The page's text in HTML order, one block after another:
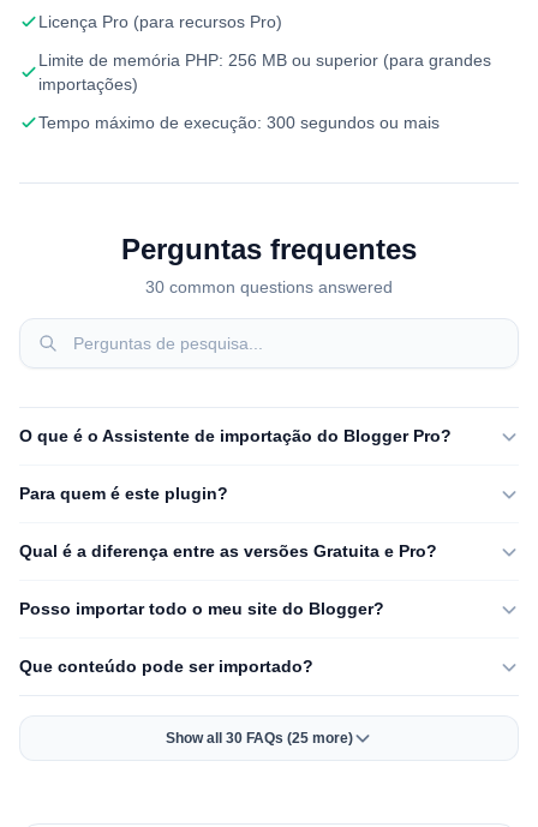
Licença Pro (para recursos Pro)
Limite de memória PHP: 256 MB ou superior (para grandes
importações)
Tempo máximo de execução: 300 segundos ou mais
Perguntas frequentes
30 common questions answered
O que é o Assistente de importação do Blogger Pro?
Para quem é este plugin?
Qual é a diferença entre as versões Gratuita e Pro?
Posso importar todo o meu site do Blogger?
Que conteúdo pode ser importado?
Show all 30 FAQs (25 more)